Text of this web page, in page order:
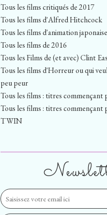
Tous les films critiqués de 2017
Tous les films d'Alfred Hitchcock
Tous les films d'animation
Tous les films de 2016
Tous les Films de (et avec) Clint
Tous les films d'Horreur ou qui
peu peur
Tous les films : titres commençant
Tous les films : titres commençant
TWIN